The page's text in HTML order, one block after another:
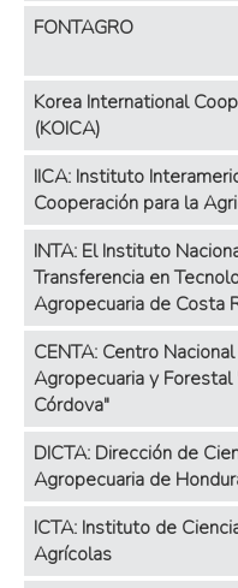
FONTAGRO
Korea International
(KOICA)
IICA: Instituto
Cooperación para la
INTA: El Instituto
Transferencia en
Agropecuaria de Costa
CENTA: Centro
Agropecuaria y Forestal
Córdova"
DICTA: Dirección de
Agropecuaria de
ICTA: Instituto de
Agrícolas